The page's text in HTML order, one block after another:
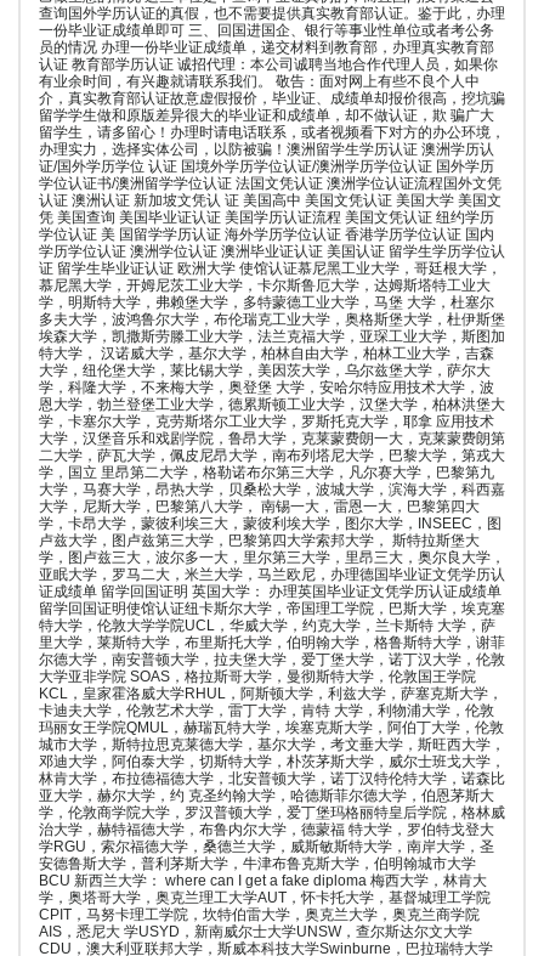
查询国外学历认证的真假，也不需要提供真实教育部认证。鉴于此，办理
一份毕业证成绩单即可 三、回国进国企、银行等事业性单位或者考公务
员的情况 办理一份毕业证成绩单，递交材料到教育部，办理真实教育部
认证 教育部学历认证 诚招代理：本公司诚聘当地合作代理人员，如果你
有业余时间，有兴趣就请联系我们。 敬告：面对网上有些不良个人中
介，真实教育部认证故意虚假报价，毕业证、成绩单却报价很高，挖坑骗
留学学生做和原版差异很大的毕业证和成绩单，却不做认证，欺 骗广大
留学生，请多留心！办理时请电话联系，或者视频看下对方的办公环境，
办理实力，选择实体公司，以防被骗！澳洲留学生学历认证 澳洲学历认
证/国外学历学位 认证 国境外学历学位认证/澳洲学历学位认证 国外学历
学位认证书/澳洲留学学位认证 法国文凭认证 澳洲学位认证流程国外文凭
认证 澳洲认证 新加坡文凭认 证 美国高中 美国文凭认证 美国大学 美国文
凭 美国查询 美国毕业证认证 美国学历认证流程 美国文凭认证 纽约学历
学位认证 美 国留学学历认证 海外学历学位认证 香港学历学位认证 国内
学历学位认证 澳洲学位认证 澳洲毕业证认证 美国认证 留学生学历学位认
证 留学生毕业证认证 欧洲大学 使馆认证慕尼黑工业大学，哥廷根大学，
慕尼黑大学，开姆尼茨工业大学，卡尔斯鲁厄大学，达姆斯塔特工业大
学，明斯特大学，弗赖堡大学，多特蒙德工业大学，马堡 大学，杜塞尔
多夫大学，波鸿鲁尔大学，布伦瑞克工业大学，奥格斯堡大学，杜伊斯堡
埃森大学，凯撒斯劳滕工业大学，法兰克福大学，亚琛工业大学，斯图加
特大学， 汉诺威大学，基尔大学，柏林自由大学，柏林工业大学，吉森
大学，纽伦堡大学，莱比锡大学，美因茨大学，乌尔兹堡大学，萨尔大
学，科隆大学，不来梅大学，奥登堡 大学，安哈尔特应用技术大学，波
恩大学，勃兰登堡工业大学，德累斯顿工业大学，汉堡大学，柏林洪堡大
学，卡塞尔大学，克劳斯塔尔工业大学，罗斯托克大学，耶拿 应用技术
大学，汉堡音乐和戏剧学院，鲁昂大学，克莱蒙费朗一大，克莱蒙费朗第
二大学，萨瓦大学，佩皮尼昂大学，南布列塔尼大学，巴黎大学，第戎大
学，国立 里昂第二大学，格勒诺布尔第三大学，凡尔赛大学，巴黎第九
大学，马赛大学，昂热大学，贝桑松大学，波城大学，滨海大学，科西嘉
大学，尼斯大学，巴黎第八大学， 南锡一大，雷恩一大，巴黎第四大
学，卡昂大学，蒙彼利埃三大，蒙彼利埃大学，图尔大学，INSEEC，图
卢兹大学，图卢兹第三大学，巴黎第四大学索邦大学， 斯特拉斯堡大
学，图卢兹三大，波尔多一大，里尔第三大学，里昂三大，奥尔良大学，
亚眠大学，罗马二大，米兰大学，马兰欧尼，办理德国毕业证文凭学历认
证成绩单 留学回国证明 英国大学： 办理英国毕业证文凭学历认证成绩单
留学回国证明使馆认证纽卡斯尔大学，帝国理工学院，巴斯大学，埃克塞
特大学，伦敦大学学院UCL，华威大学，约克大学，兰卡斯特 大学，萨
里大学，莱斯特大学，布里斯托大学，伯明翰大学，格鲁斯特大学，谢菲
尔德大学，南安普顿大学，拉夫堡大学，爱丁堡大学，诺丁汉大学，伦敦
大学亚非学院 SOAS，格拉斯哥大学，曼彻斯特大学，伦敦国王学院
KCL，皇家霍洛威大学RHUL，阿斯顿大学，利兹大学，萨塞克斯大学，
卡迪夫大学，伦敦艺术大学，雷丁大学，肯特 大学，利物浦大学，伦敦
玛丽女王学院QMUL，赫瑞瓦特大学，埃塞克斯大学，阿伯丁大学，伦敦
城市大学，斯特拉思克莱德大学，基尔大学，考文垂大学，斯旺西大学，
邓迪大学，阿伯泰大学，切斯特大学，朴茨茅斯大学，威尔士班戈大学，
林肯大学，布拉德福德大学，北安普顿大学，诺丁汉特伦特大学，诺森比
亚大学，赫尔大学，约 克圣约翰大学，哈德斯菲尔德大学，伯恩茅斯大
学，伦敦商学院大学，罗汉普顿大学，爱丁堡玛格丽特皇后学院，格林威
治大学，赫特福德大学，布鲁内尔大学，德蒙福 特大学，罗伯特戈登大
学RGU，索尔福德大学，桑德兰大学，威斯敏斯特大学，南岸大学，圣
安德鲁斯大学，普利茅斯大学，牛津布鲁克斯大学，伯明翰城市大学
BCU 新西兰大学： where can I get a fake diploma 梅西大学，林肯大
学，奥塔哥大学，奥克兰理工大学AUT，怀卡托大学，基督城理工学院
CPIT，马努卡理工学院，坎特伯雷大学，奥克兰大学，奥克兰商学院
AIS，悉尼大 学USYD，新南威尔士大学UNSW，查尔斯达尔文大学
CDU，澳大利亚联邦大学，斯威本科技大学Swinburne，巴拉瑞特大学